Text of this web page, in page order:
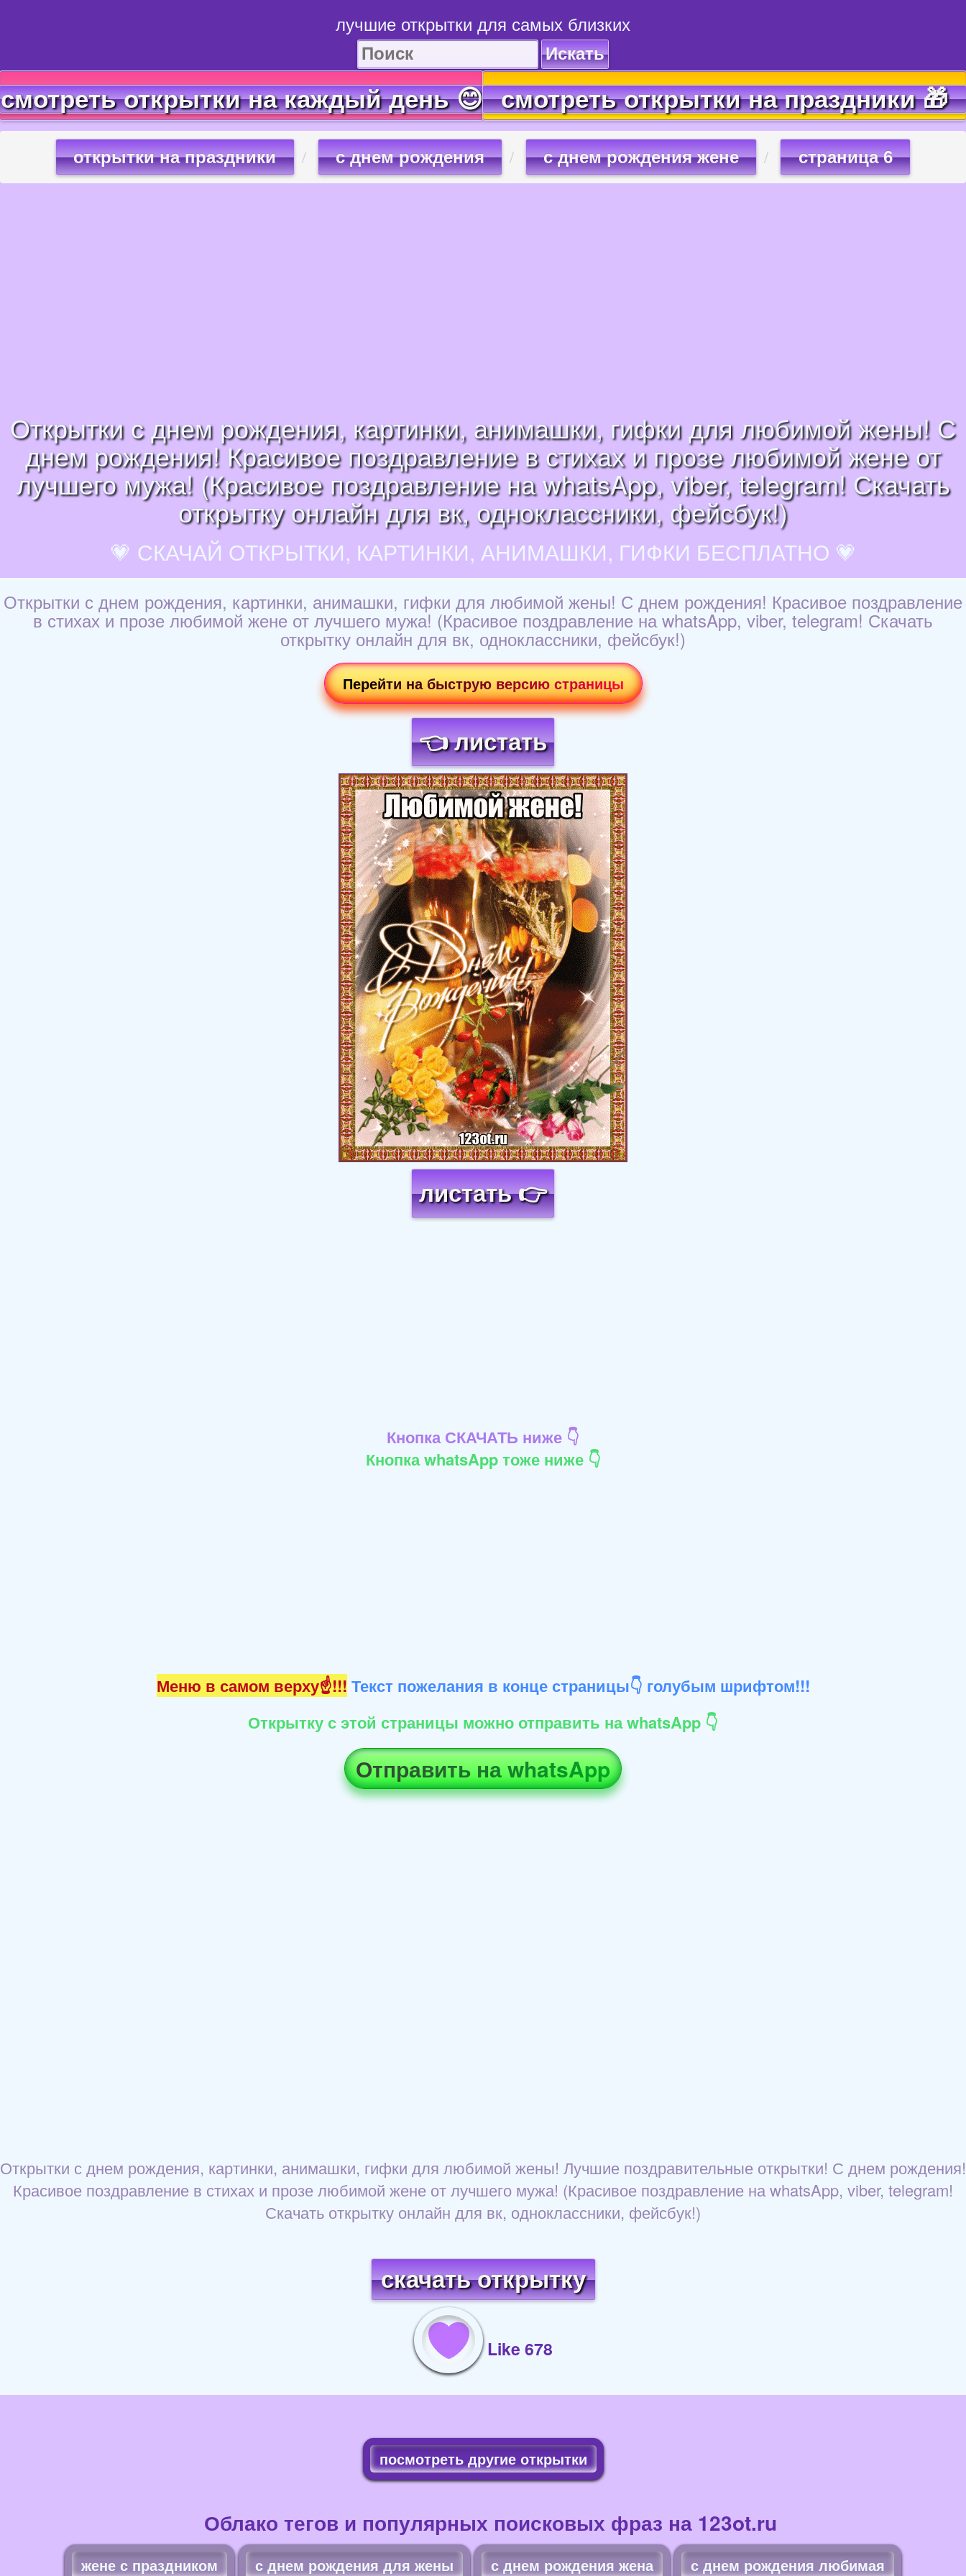
лучшие открытки для самых близких
Искать
смотреть открытки на каждый день 😊 смотреть открытки на праздники 🎁
открытки на праздники с днем рождения с днем рождения жене страница 6
Открытки с днем рождения, картинки, анимашки, гифки для любимой жены! С
днем рождения! Красивое поздравление в стихах и прозе любимой жене от
лучшего мужа! (Красивое поздравление на whatsApp, viber, telegram! Скачать
открытку онлайн для вк, одноклассники, фейсбук!)
💗 СКАЧАЙ ОТКРЫТКИ, КАРТИНКИ, АНИМАШКИ, ГИФКИ БЕСПЛАТНО 💗
Открытки с днем рождения, картинки, анимашки, гифки для любимой жены! С днем рождения! Красивое поздравление
в стихах и прозе любимой жене от лучшего мужа! (Красивое поздравление на whatsApp, viber, telegram! Скачать
открытку онлайн для вк, одноклассники, фейсбук!)
Перейти на быструю версию страницы
👈 листать
Загрузка картинки...
листать 👉
Кнопка СКАЧАТЬ ниже 👇
Кнопка whatsApp тоже ниже 👇
Меню в самом верху☝!!! Текст пожелания в конце страницы👇 голубым шрифтом!!!
Открытку с этой страницы можно отправить на whatsApp 👇
Отправить на whatsApp
Открытки с днем рождения, картинки, анимашки, гифки для любимой жены! Лучшие поздравительные открытки! С днем рождения!
Красивое поздравление в стихах и прозе любимой жене от лучшего мужа! (Красивое поздравление на whatsApp, viber, telegram!
Скачать открытку онлайн для вк, одноклассники, фейсбук!)
скачать открытку
Like 678
посмотреть другие открытки
Облако тегов и популярных поисковых фраз на 123ot.ru
жене с праздником с днем рождения для жены с днем рождения жена с днем рождения любимая